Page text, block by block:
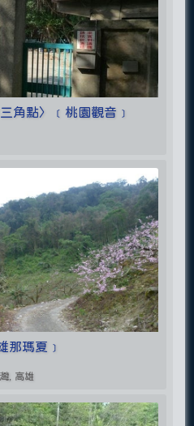
角點〉﹝桃園觀音﹞
那瑪夏﹞
, 高雄